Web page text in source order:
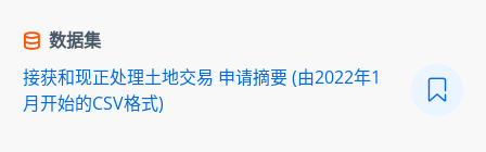
数据集
接获和现正处理土地交易 申请摘要 (由2022年1
月开始的CSV格式)